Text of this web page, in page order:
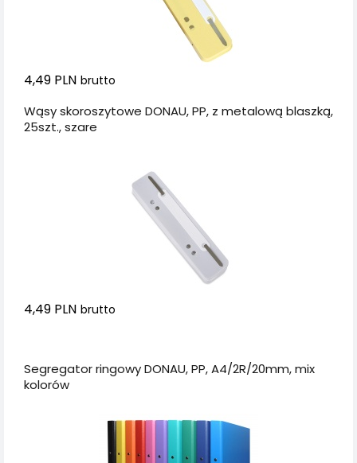
4,49 PLN brutto
Wąsy skoroszytowe DONAU, PP, z metalową blaszką,
25szt., szare
4,49 PLN brutto
Segregator ringowy DONAU, PP, A4/2R/20mm, mix
kolorów